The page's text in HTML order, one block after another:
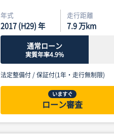
年式
2017 (H29) 年
走行距離
7.9万km
通常ローン
実質年率4.9%
法定整備付 /保証付(1年・走行無制限)
いますぐ
ローン審査